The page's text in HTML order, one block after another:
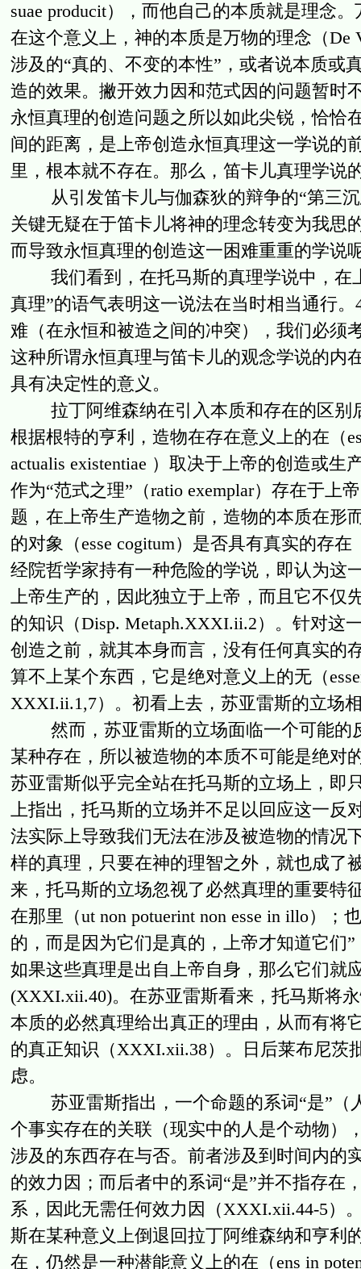
suae producit），而他自己的本质就是理念
在这个意义上，神的本质是万物的理念（De
涉及的“真的、不变的本性”，或者说本质或
造的效果。撇开效力因和范式因的问题暂时
永恒真理的创造问题之所以如此尖锐，恰恰
间的距离，是上帝创造永恒真理这一学说的
里，根本就不存在。那么，笛卡儿真理学说
从引发笛卡儿与伽森狄的辩争的“第三沉
关键无疑在于笛卡儿将神的理念转变为我思
而导致永恒真理的创造这一困难重重的学说
我们看到，在托马斯的真理学说中，在
真理”的语气表明这一说法在当时相当通行
难（在永恒和被造之间的冲突），我们必须
这种所谓永恒真理与笛卡儿的观念学说的内
具有决定性的意义。
拉丁阿维森纳在引入本质和存在的区别
根据根特的亨利，造物在存在意义上的在（
actualis existentiae ）取决于上帝的创造或生
作为“范式之理”（ratio exemplar）存在于上
题，在上帝生产造物之前，造物的本质在形
的对象（esse cogitum）是否具有真实的存
经院哲学家持有一种危险的学说，即认为这
上帝生产的，因此独立于上帝，而且它不仅
的知识（Disp. Metaph.XXXI.ii.2）。针对这
创造之前，就其本身而言，没有任何真实的
算不上某个东西，它是绝对意义上的无（
XXXI.ii.1,7）。初看上去，苏亚雷斯的立场
然而，苏亚雷斯的立场面临一个可能的
某种存在，所以被造物的本质不可能是绝
苏亚雷斯似乎完全站在托马斯的立场上，即
上指出，托马斯的立场并不足以回应这一反
法实际上导致我们无法在涉及被造物的情况
样的真理，只要在神的理智之外，就也成了
来，托马斯的立场忽视了必然真理的重要特
在那里（ut non potuerint non esse in illo）
的，而是因为它们是真的，上帝才知道它们
如果这些真理是出自上帝自身，那么它们就
(XXXI.xii.40)。在苏亚雷斯看来，托马斯将
本质的必然真理给出真正的理由，从而有将
的真正知识（XXXI.xii.38）。日后莱布尼茨
虑。
苏亚雷斯指出，一个命题的系词“是”（
个事实存在的关联（现实中的人是个动物）
涉及的东西存在与否。前者涉及到时间内的
的效力因；而后者中的系词“是”并不指存在
系，因此无需任何效力因（XXXI.xii.44-5）
斯在某种意义上倒退回拉丁阿维森纳和亨利
在，仍然是一种潜能意义上的在（ens in